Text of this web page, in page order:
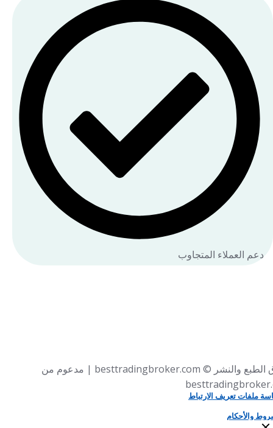
دعم العملاء المتجاوب
حقوق الطبع والنشر © besttradingbroker.com | مدعوم من
ملفات تعريف الارتباط
والأحكام